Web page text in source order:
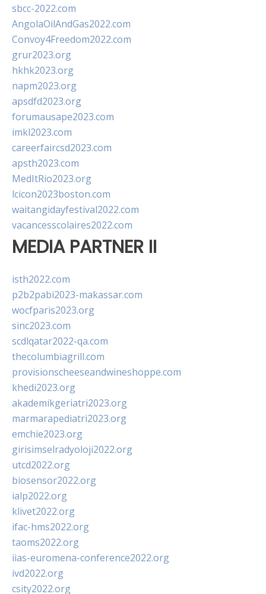
sbcc-2022.com
AngolaOilAndGas2022.com
Convoy4Freedom2022.com
grur2023.org
hkhk2023.org
napm2023.org
apsdfd2023.org
forumausape2023.com
imkl2023.com
careerfaircsd2023.com
apsth2023.com
MedItRio2023.org
lcicon2023boston.com
waitangidayfestival2022.com
vacancesscolaires2022.com
MEDIA PARTNER II
isth2022.com
p2b2pabi2023-makassar.com
wocfparis2023.org
sinc2023.com
scdlqatar2022-qa.com
thecolumbiagrill.com
provisionscheeseandwineshoppe.com
khedi2023.org
akademikgeriatri2023.org
marmarapediatri2023.org
emchie2023.org
girisimselradyoloji2022.org
utcd2022.org
biosensor2022.org
ialp2022.org
klivet2022.org
ifac-hms2022.org
taoms2022.org
iias-euromena-conference2022.org
ivd2022.org
csity2022.org